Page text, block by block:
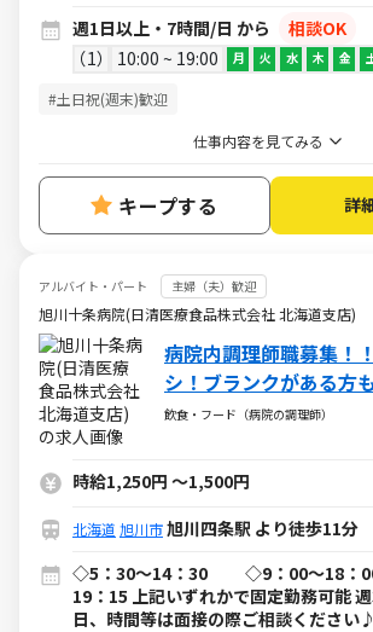
週1日以上・7時間/日 から
相談OK
1
10:00 ~ 19:00 月 火 水 木 金
#土日祝(週末)歓迎
仕事内容を見てみる
キープする 詳
アルバイト・パート 主婦（夫）歓迎
旭川十条病院(日清医療食品株式会社 北海道支店)
病院内調理師職募集！
シ！ブランクがある方
飲食・フード（病院の調理師）
時給1,250円 ～1,500円
北海道 旭川市旭川四条駅 より徒歩11分
◇5：30～14：30 ◇9：00～18：
19：15 上記いずれかで固定勤務可能
日、時間等は面接の際ご相談ください♪